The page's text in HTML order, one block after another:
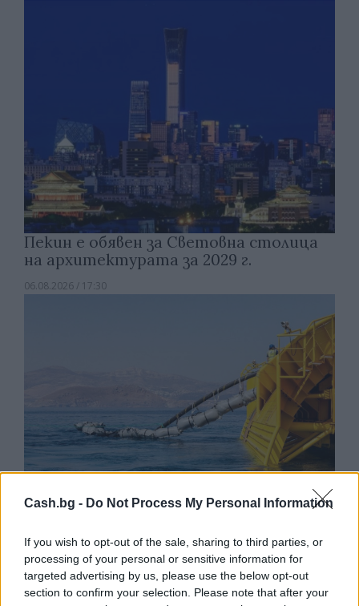
Cash.bg - Do Not Process My Personal Information
If you wish to opt-out of the sale, sharing to third parties, or
processing of your personal or sensitive information for
targeted advertising by us, please use the below opt-out
section to confirm your selection. Please note that after your
Пекин е обявен за Световна столица
на архитектурата за 2029 г.
06.08.2026 / 17:30
Френска инвестиция активира
изграждането на интерконектора
между Гърция и Кипър
06.08.2026 / 17:06